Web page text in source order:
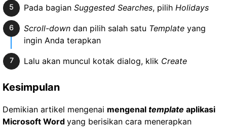
Pada bagian Suggested Searches, pilih Holidays
Scroll-downdan pilih salah satu Templateyang
ingin Anda terapkan
Lalu akan muncul kotak dialog, klik Create
Kesimpulan
Demikian artikel mengenai mengenal template aplikasi
Microsoft Word yang berisikan cara menerapkan